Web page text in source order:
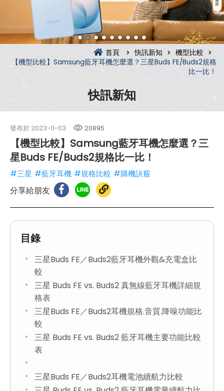
首頁 快訊新知
機型比較
【機型比較】Samsung藍牙耳機怎麼選？三星Buds FE/Buds2規格
比一比！
快訊新知
發布於 2023-11-03 20895
【機型比較】Samsung藍牙耳機怎麼選？三
星Buds FE/Buds2規格比一比！
#三星 #藍牙耳機 #規格比較 #購機訣竅
分享給朋友
目錄
三星Buds FE／Buds2藍牙耳機外觀&充電盒比
較
三星 Buds FE vs. Buds2 真無線藍牙耳機詳細規
格表
三星Buds FE／Buds2耳機規格.音質.降噪功能比
較
三星 Buds FE vs. Buds2 藍牙耳機主要功能比較
表
三星Buds FE／Buds2耳機電池續航力比較